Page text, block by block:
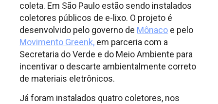
coleta. Em São Paulo estão sendo instalados
coletores públicos de e-lixo. O projeto é
desenvolvido pelo governo de Mônaco e pelo
Movimento Greenk, em parceria com a
Secretaria do Verde e do Meio Ambiente para
incentivar o descarte ambientalmente correto
de materiais eletrônicos.
Já foram instalados quatro coletores, nos